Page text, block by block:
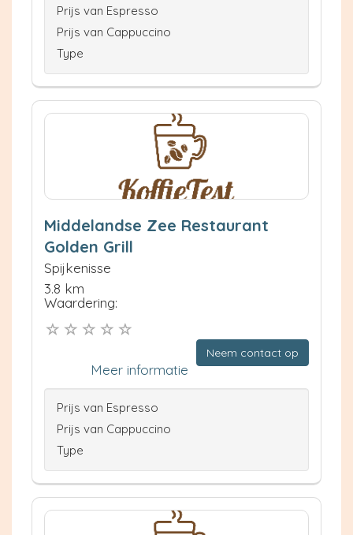
Prijs van Espresso
Prijs van Cappuccino
Type
Middelandse Zee Restaurant
Golden Grill
Spijkenisse
3.8 km
Waardering:
Neem contact op
Meer informatie
Prijs van Espresso
Prijs van Cappuccino
Type